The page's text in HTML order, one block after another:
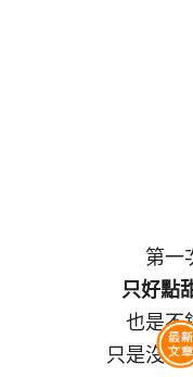
第一
只好點
也是不
只是沒有